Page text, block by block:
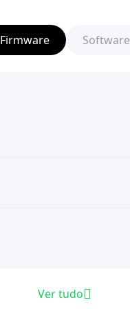
Firmware Software
Ver tudo